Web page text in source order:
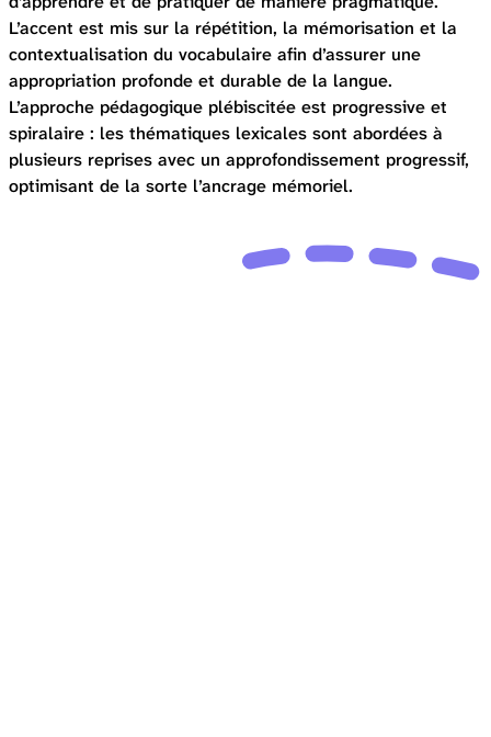
L’accent est mis sur la répétition, la mémorisation et la
contextualisation du vocabulaire afin d’assurer une
appropriation profonde et durable de la langue.
L’approche pédagogique plébiscitée est progressive et
spiralaire : les thématiques lexicales sont abordées à
plusieurs reprises avec un approfondissement progressif,
optimisant de la sorte l’ancrage mémoriel.